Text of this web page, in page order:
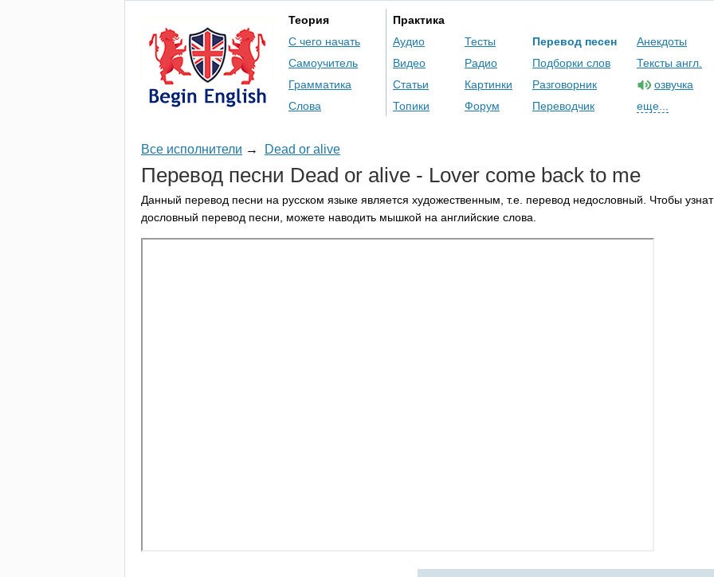
Теория
С чего начать
Самоучитель
Грамматика
Слова
Практика
Аудио
Видео
Статьи
Топики
Тесты
Радио
Картинки
Форум
Перевод песен
Подборки слов
Разговорник
Переводчик
Анекдоты
Тексты англ.
озвучка
еще...
Все исполнители → Dead or alive
Перевод песни Dead or alive - Lover come back to me
Данный перевод песни на русском языке является художественным, т.е. перевод недословный. Чтобы
дословный перевод песни, можете наводить мышкой на английские слова.